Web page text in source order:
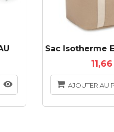
Sac Isotherme
AJOUTER AU